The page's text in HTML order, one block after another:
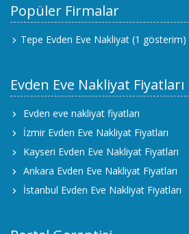
Popüler Firmalar
Tepe Evden Eve Nakliyat (1 gösterim)
Evden Eve Nakliyat Fiyatları
Evden eve nakliyat fiyatları
İzmir Evden Eve Nakliyat Fiyatları
Kayseri Evden Eve Nakliyat Fiyatları
Ankara Evden Eve Nakliyat Fiyatları
İstanbul Evden Eve Nakliyat Fiyatları